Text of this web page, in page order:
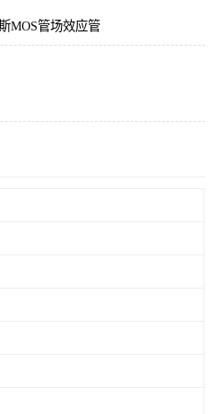
MOS管场效应管